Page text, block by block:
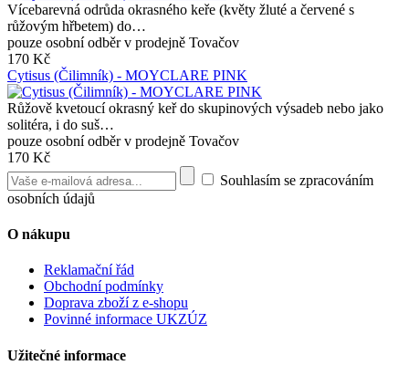
Vícebarevná odrůda okrasného keře (květy žluté a červené s
růžovým hřbetem) do…
pouze osobní odběr v prodejně Tovačov
170 Kč
Cytisus (Čilimník) - MOYCLARE PINK
Růžově kvetoucí okrasný keř do skupinových výsadeb nebo jako
solitéra, i do suš…
pouze osobní odběr v prodejně Tovačov
170 Kč
Souhlasím se zpracováním
osobních údajů
O nákupu
Reklamační řád
Obchodní podmínky
Doprava zboží z e-shopu
Povinné informace UKZÚZ
Užitečné informace